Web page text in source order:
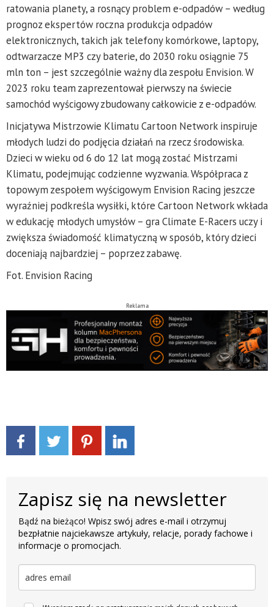
ratowania planety, a rosnący problem e-odpadów – według
prognoz ekspertów roczna produkcja odpadów
elektronicznych, takich jak telefony komórkowe, laptopy,
odtwarzacze MP3 czy baterie, do 2030 roku osiągnie 75
mln ton – jest szczególnie ważny dla zespołu Envision. W
2023 roku team zaprezentował pierwszy na świecie
samochód wyścigowy zbudowany całkowicie z e-odpadów.
Inicjatywa Mistrzowie Klimatu Cartoon Network inspiruje
młodych ludzi do podjęcia działań na rzecz środowiska.
Dzieci w wieku od 6 do 12 lat mogą zostać Mistrzami
Klimatu, podejmując codzienne wyzwania. Współpraca z
topowym zespołem wyścigowym Envision Racing jeszcze
wyraźniej podkreśla wysiłki, które Cartoon Network wkłada
w edukację młodych umysłów – gra Climate E-Racers uczy i
zwiększa świadomość klimatyczną w sposób, który dzieci
doceniają najbardziej – poprzez zabawę.
Fot. Envision Racing
Reklama
Zapisz się na newsletter
Bądź na bieżąco! Wpisz swój adres e-mail i otrzymuj
bezpłatnie najciekawsze artykuły, relacje, porady fachowe i
informacje o promocjach.